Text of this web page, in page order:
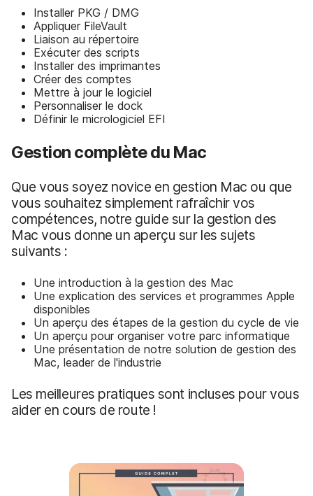
Installer PKG / DMG
Appliquer FileVault
Liaison au répertoire
Exécuter des scripts
Installer des imprimantes
Créer des comptes
Mettre à jour le logiciel
Personnaliser le dock
Définir le micrologiciel EFI
Gestion complète du Mac
Que vous soyez novice en gestion Mac ou que
vous souhaitez simplement rafraîchir vos
compétences, notre guide sur la gestion des
Mac vous donne un aperçu sur les sujets
suivants :
Une introduction à la gestion des Mac
Une explication des services et programmes Apple
disponibles
Un aperçu des étapes de la gestion du cycle de vie
Un aperçu pour organiser votre parc informatique
Une présentation de notre solution de gestion des
Mac, leader de l'industrie
Les meilleures pratiques sont incluses pour vous
aider en cours de route !